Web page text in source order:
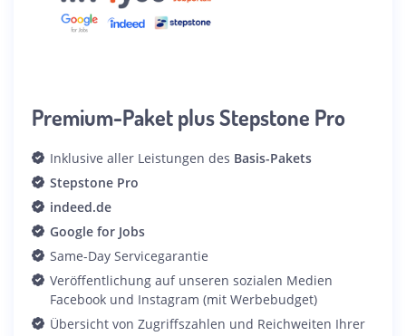
Premium-Paket plus Stepstone Pro
Inklusive aller Leistungen des Basis-Pakets
Stepstone Pro
indeed.de
Google for Jobs
Same-Day Servicegarantie
Veröffentlichung auf unseren sozialen Medien
Facebook und Instagram (mit Werbebudget)
Übersicht von Zugriffszahlen und Reichweiten Ihrer